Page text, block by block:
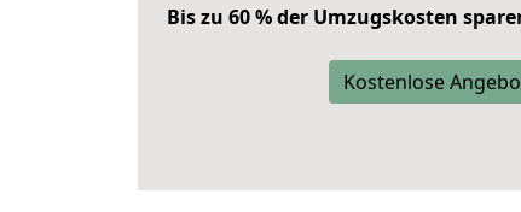
Bis zu 60 % der Umzugskosten
Kostenlose